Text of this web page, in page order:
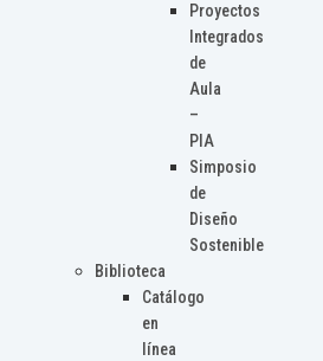
Proyectos
Integrados
de
Aula
–
PIA
Simposio
de
Diseño
Sostenible
Biblioteca
Catálogo
en
línea